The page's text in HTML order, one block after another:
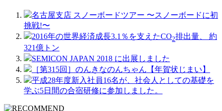
名古屋支店 スノーボードツアー 〜スノーボードに初
挑戦!〜
2016年の世界経済成長3.1％を支えたCO2排出量、 約
321億トン
SEMICON JAPAN 2018 に出展しました
［第315回］のんきなのんちゃん【年賀状じまい】
平成28年度新入社員16名が、社会人としての基礎を
学ぶ5日間の合宿研修に参加しました。